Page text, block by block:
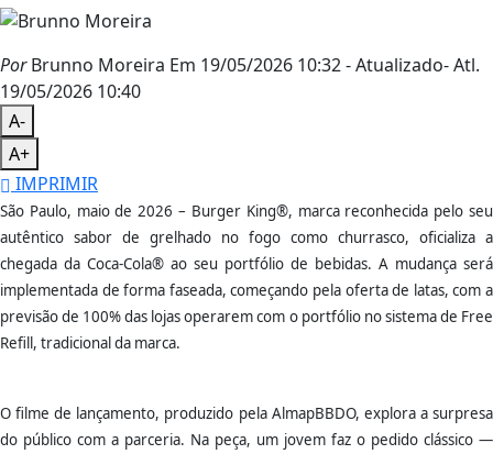
PorBrunno Moreira Em 19/05/2026 10:32- Atualizado- Atl.
19/05/2026 10:40
A-
A+
IMPRIMIR
São Paulo, maio de 2026 – Burger King®, marca reconhecida pelo seu
autêntico sabor de grelhado no fogo como churrasco, oficializa a
chegada da Coca-Cola® ao seu portfólio de bebidas. A mudança será
implementada de forma faseada, começando pela oferta de latas, com a
previsão de 100% das lojas operarem com o portfólio no sistema de Free
Refill, tradicional da marca.
O filme de lançamento, produzido pela AlmapBBDO, explora a surpresa
do público com a parceria. Na peça, um jovem faz o pedido clássico —